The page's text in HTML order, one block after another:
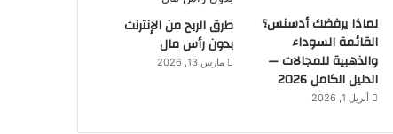
لماذا يرفضك أدسنس؟
القائمة السوداء
والذهبية للمجالات —
الدليل الكامل 2026
أبريل 1, 2026
طرق الربح من الإنترنت
بدون رأس مال
مارس 13, 2026